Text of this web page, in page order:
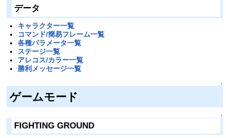
データ
キャラクター一覧
コマンド/簡易フレーム一覧
各種パラメータ一覧
ステージ一覧
アレコス/カラー一覧
勝利メッセージ一覧
↑
ゲームモード
↑
FIGHTING GROUND